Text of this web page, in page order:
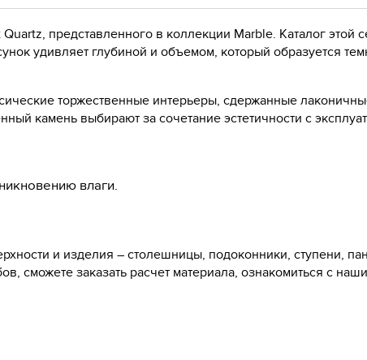
представленного в коллекции Marble. Каталог этой
удивляет глубиной и объемом, который образуется
торжественные интерьеры, сдержанные
камень выбирают за сочетание эстетичности с
влаги.
и изделия – столешницы, подоконники, ступени,
сможете заказать расчет материала, ознакомиться с